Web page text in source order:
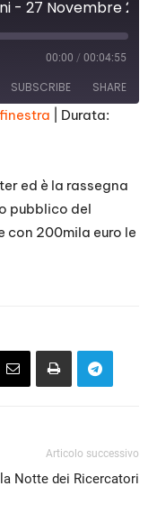
00:00 / 00:04:55
SUBSCRIBE SHARE
Durata:
ed è la rassegna
pubblico del
con 200mila euro le
Articolo successivo
Notte dei Ricercatori